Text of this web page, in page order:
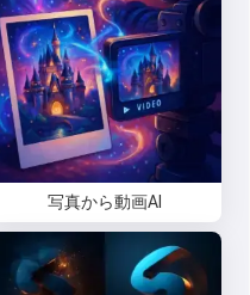
写真から動画AI